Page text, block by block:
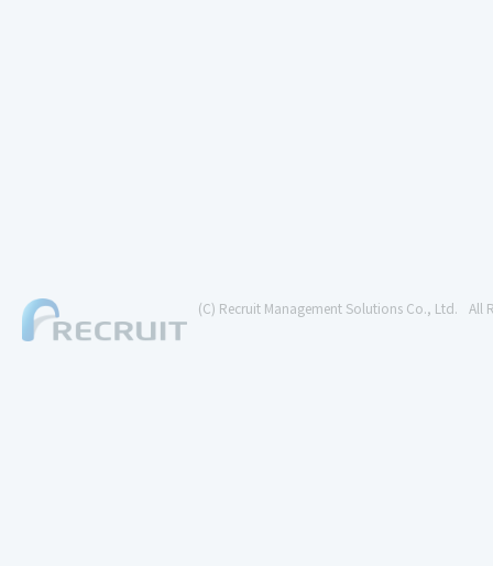
(C) Recruit Management Solutions Co., Ltd. All